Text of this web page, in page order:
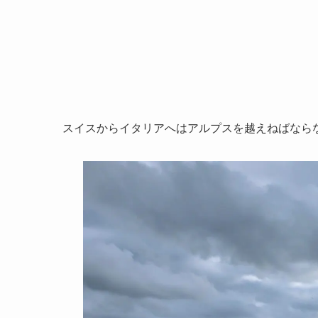
スイスからイタリアへはアルプスを越えねばなら